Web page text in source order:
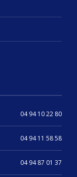
04 94 10 22 80
04 94 11 58 58
04 94 87 01 37